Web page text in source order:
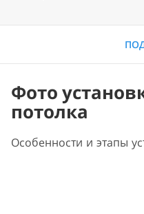
Фото
потолка
Особенности и этапы